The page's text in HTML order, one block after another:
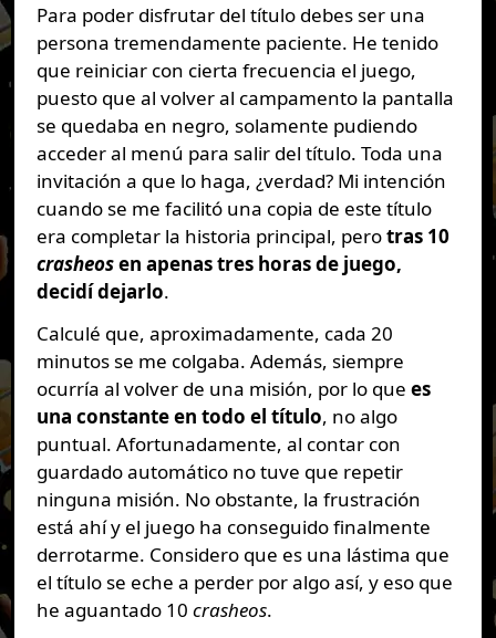
Para poder disfrutar del título debes ser una
persona tremendamente paciente. He tenido
que reiniciar con cierta frecuencia el juego,
puesto que al volver al campamento la pantalla
se quedaba en negro, solamente pudiendo
acceder al menú para salir del título. Toda una
invitación a que lo haga, ¿verdad? Mi intención
cuando se me facilitó una copia de este título
era completar la historia principal, perotras 10
crasheosen apenas tres horas de juego,
decidí dejarlo.
Calculé que, aproximadamente, cada 20
minutos se me colgaba. Además, siempre
ocurría al volver de una misión, por lo que es
una constante en todo el título, no algo
puntual. Afortunadamente, al contar con
guardado automático no tuve que repetir
ninguna misión. No obstante, la frustración
está ahí y el juego ha conseguido finalmente
derrotarme. Considero que es una lástima que
el título se eche a perder por algo así, y eso que
he aguantado 10 crasheos.